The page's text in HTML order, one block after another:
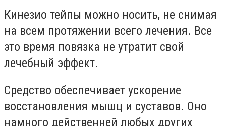
Кинезио тейпы можно носить, не снимая
на всем протяжении всего лечения. Все
это время повязка не утратит свой
лечебный эффект.
Средство обеспечивает ускорение
восстановления мышц и суставов. Оно
намного действенней любых других